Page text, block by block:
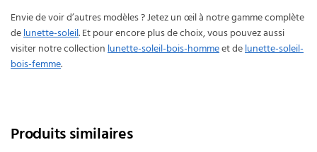
Envie de voir d’autres modèles ? Jetez un œil à notre gamme complète
delunette-soleil. Et pour encore plus de choix, vous pouvez aussi
visiter notre collectionlunette-soleil-bois-hommeet delunette-soleil-
bois-femme.
Produits similaires